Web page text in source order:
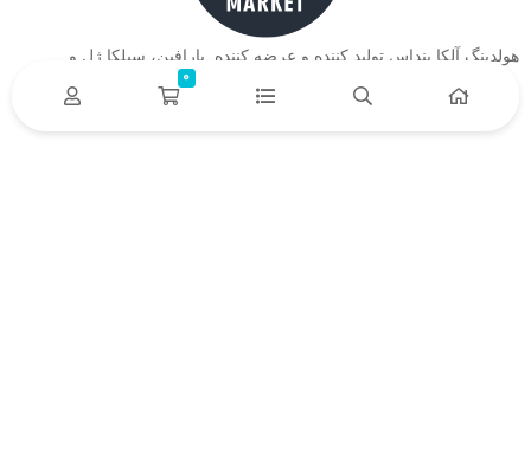
هولدینگ آلکا بنداس تولید کننده و عرضه کننده پارافین، سیلکا ژل و….
0